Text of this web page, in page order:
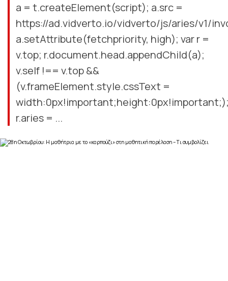
a = t.createElement(script); a.src =
https://ad.vidverto.io/vidverto/js/aries/v1/
a.setAttribute(fetchpriority, high); var r =
v.top; r.document.head.appendChild(a);
v.self !== v.top &&
(v.frameElement.style.cssText =
r.aries = ...